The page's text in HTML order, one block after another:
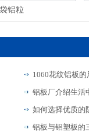
粒
1060花纹铝板
如何选择优质的
铝板与铝塑板的